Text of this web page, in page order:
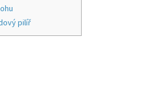
pilíř